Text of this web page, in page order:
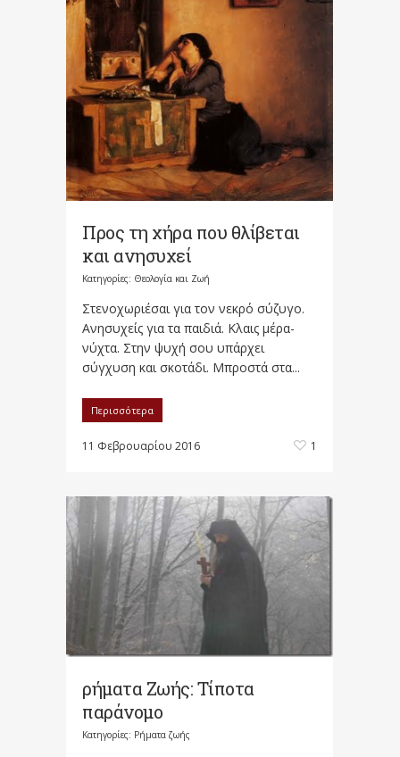
Προς τη χήρα που θλίβεται
και ανησυχεί
Κατηγορίες: Θεολογία και Ζωή
Στενοχωριέσαι για τον νεκρό σύζυγο.
Ανησυχείς για τα παιδιά. Κλαις μέρα-
νύχτα. Στην ψυχή σου υπάρχει
σύγχυση και σκοτάδι. Μπροστά στα...
Περισσότερα
11 Φεβρουαρίου 2016 1
ρήματα Ζωής: Τίποτα
παράνομο
Κατηγορίες: Ρήματα ζωής